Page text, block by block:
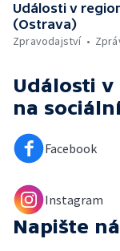
Události v
(Ostrava)
Zpravodajství
Události
na
Facebook
Instagram
Napište